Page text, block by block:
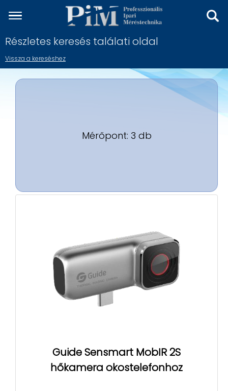
Részletes keresés találati oldal
Vissza a kereséshez
Mérőpont: 3 db
Guide Sensmart MobIR 2S
hőkamera okostelefonhoz